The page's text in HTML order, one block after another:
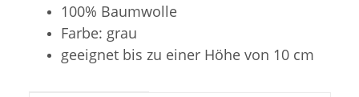
100% Baumwolle
Farbe: grau
geeignet bis zu einer Höhe von 10 cm